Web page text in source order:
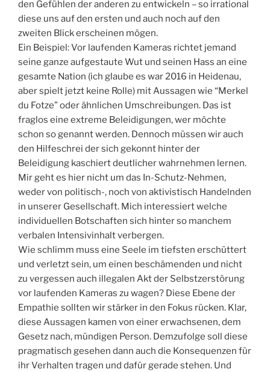
den Gefühlen der anderen zu entwickeln – so irrational
diese uns auf den ersten und auch noch auf den
zweiten Blick erscheinen mögen.
Ein Beispiel: Vor laufenden Kameras richtet jemand
seine ganze aufgestaute Wut und seinen Hass an eine
gesamte Nation (ich glaube es war 2016 in Heidenau,
aber spielt jetzt keine Rolle) mit Aussagen wie “Merkel
du Fotze” oder ähnlichen Umschreibungen. Das ist
fraglos eine extreme Beleidigungen, wer möchte
schon so genannt werden. Dennoch müssen wir auch
den Hilfeschrei der sich gekonnt hinter der
Beleidigung kaschiert deutlicher wahrnehmen lernen.
Mir geht es hier nicht um das In-Schutz-Nehmen,
weder von politisch-, noch von aktivistisch Handelnden
in unserer Gesellschaft. Mich interessiert welche
individuellen Botschaften sich hinter so manchem
verbalen Intensivinhalt verbergen.
Wie schlimm muss eine Seele im tiefsten erschüttert
und verletzt sein, um einen beschämenden und nicht
zu vergessen auch illegalen Akt der Selbstzerstörung
vor laufenden Kameras zu wagen? Diese Ebene der
Empathie sollten wir stärker in den Fokus rücken. Klar,
diese Aussagen kamen von einer erwachsenen, dem
Gesetz nach, mündigen Person. Demzufolge soll diese
pragmatisch gesehen dann auch die Konsequenzen für
ihr Verhalten tragen und dafür gerade stehen. Und